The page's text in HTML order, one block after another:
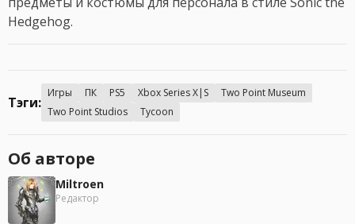
Hedgehog.
Тэги:
Игры ПК PS5 Xbox Series X|S
Two Point Museum
Two Point Studios
Tycoon
Об авторе
Miltroen
Редактор